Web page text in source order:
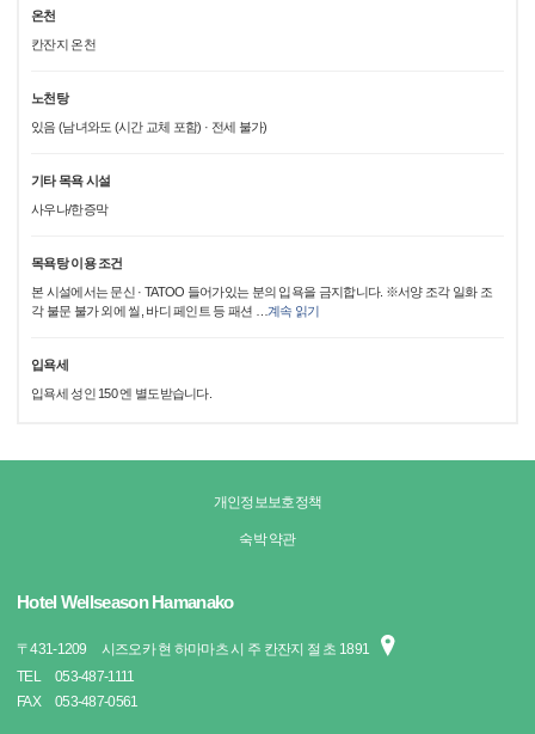
온천
칸잔지 온천
노천탕
있음 (남녀와도 (시간 교체 포함) · 전세 불가)
기타 목욕 시설
사우나/한증막
목욕탕 이용 조건
본 시설에서는 문신 · TATOO 들어가있는 분의 입욕을 금지합니다. ※서양 조각 일화 조
각 불문 불가 외에 씰, 바디 페인트 등 패션
계속 읽기
입욕세
입욕세 성인 150 엔 별도받습니다.
개인정보보호정책
숙박 약관
Hotel Wellseason Hamanako
〒431-1209
시즈오카 현 하마마츠 시 주 칸잔지 절 초 1891
TEL
053-487-1111
FAX
053-487-0561